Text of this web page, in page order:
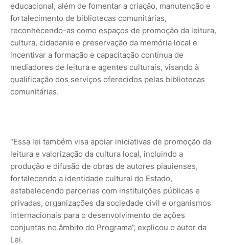
educacional, além de fomentar a criação, manutenção e
fortalecimento de bibliotecas comunitárias,
reconhecendo-as como espaços de promoção da leitura,
cultura, cidadania e preservação da memória local e
incentivar a formação e capacitação contínua de
mediadores de leitura e agentes culturais, visando à
qualificação dos serviços oferecidos pelas bibliotecas
comunitárias.
“Essa lei também visa apoiar iniciativas de promoção da
leitura e valorização da cultura local, incluindo a
produção e difusão de obras de autores piauienses,
fortalecendo a identidade cultural do Estado,
estabelecendo parcerias com instituições públicas e
privadas, organizações da sociedade civil e organismos
internacionais para o desenvolvimento de ações
conjuntas no âmbito do Programa”, explicou o autor da
Lei.